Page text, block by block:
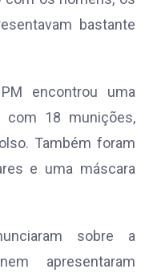
bastante
encontrou uma
com 18 munições,
Também foram
e uma máscara
sobre a
apresentaram